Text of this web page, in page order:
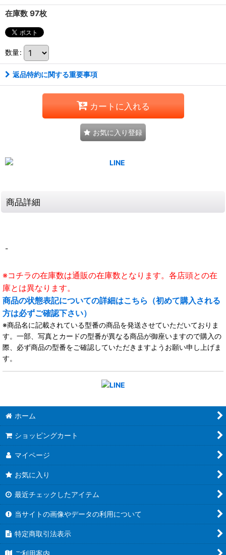
在庫数 97枚
数量:
返品特約に関する重要事項
カートに入れる
お気に入り登録
商品詳細
-
※コチラの在庫数は通販の在庫数となります。各店頭との在
庫とは異なります。
商品の状態表記についての詳細はこちら（初めて購入される
方は必ずご確認下さい）
※商品名に記載されている型番の商品を発送させていただいておりま
す。一部、写真とカードの型番が異なる商品が御座いますので購入の
際、必ず商品の型番をご確認していただきますようお願い申し上げま
す。
ホーム
ショッピングカート
マイページ
お気に入り
最近チェックしたアイテム
当サイトの画像やデータの利用について
特定商取引法表示